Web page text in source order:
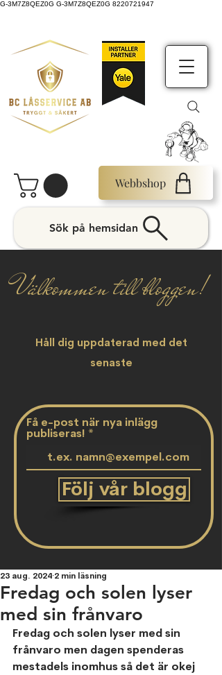
G-3M7Z8QEZ0G G-3M7Z8QEZ0G 8220721947
Webbshop
Sök på hemsidan
Välkommen till bloggen!
Håll dig uppdaterad med det
senaste
Få e-post när nya inlägg
publiseras!
Följ vår blogg
Fredag och solen lyser
med sin frånvaro
23 aug. 2024 2 min läsning
Fredag och solen lyser med sin
frånvaro men dagen spenderas
mestadels inomhus så det är okej